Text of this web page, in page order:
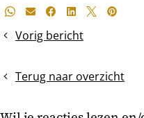
Deel
bericht
Whatsapp
E-mailFacebook
LinkedIn
X
Vorig bericht
Een
moerloos
Terug naar overzicht